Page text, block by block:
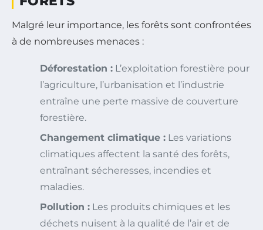
Malgré leur importance, les forêts sont confrontées
à de nombreuses menaces :
Déforestation : L’exploitation forestière pour
l’agriculture, l’urbanisation et l’industrie
entraîne une perte massive de couverture
forestière.
Changement climatique : Les variations
climatiques affectent la santé des forêts,
entraînant sécheresses, incendies et
maladies.
Pollution : Les produits chimiques et les
déchets nuisent à la qualité de l’air et de